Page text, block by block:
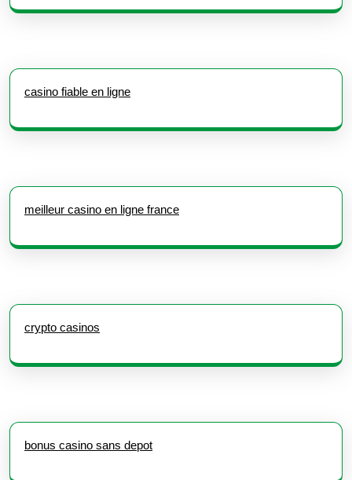
casino fiable en ligne
meilleur casino en ligne france
crypto casinos
bonus casino sans depot